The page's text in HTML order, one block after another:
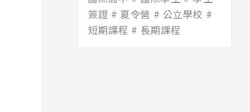
簽證
夏令營
公立學校
短期課程
長期課程